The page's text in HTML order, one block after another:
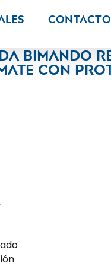
Contacto
bimando
con